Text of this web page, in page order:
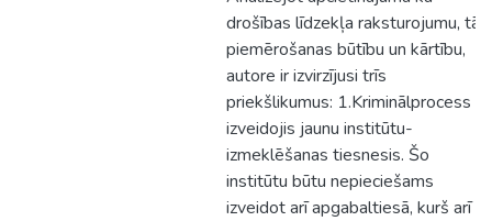
drošības līdzekļa raksturojumu, tā
piemērošanas būtību un kārtību,
autore ir izvirzījusi trīs
priekšlikumus: 1.Kriminālprocess ir
izveidojis jaunu institūtu-
izmeklēšanas tiesnesis. Šo
institūtu būtu nepieciešams
izveidot arī apgabaltiesā, kurš arī